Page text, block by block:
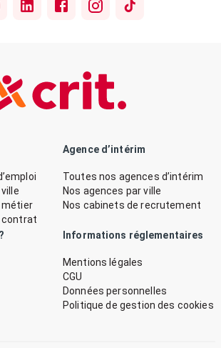
métier
contrat
Agence d’intérim
Toutes nos agences d’intérim
Nos agences par ville
Nos cabinets de recrutement
Informations réglementaires
Mentions légales
CGU
Données personnelles
Politique de gestion des cookies